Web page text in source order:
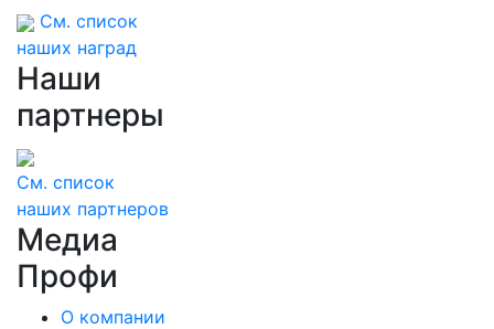
См. список
наших наград
Наши
партнеры
См. список
наших партнеров
Медиа
Профи
О компании